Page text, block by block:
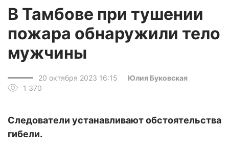
В Тамбове при тушении
пожара обнаружили тело
мужчины
20 октября 2023 16:15
Юлия Буковская
1 370
Следователи устанавливают обстоятельства
гибели.